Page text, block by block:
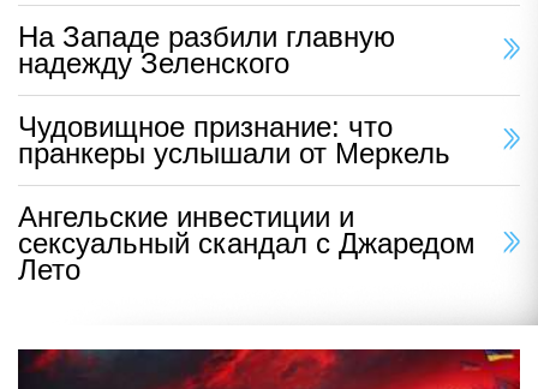
На Западе разбили главную
надежду Зеленского
Чудовищное признание: что
пранкеры услышали от Меркель
Ангельские инвестиции и
сексуальный скандал с Джаредом
Лето